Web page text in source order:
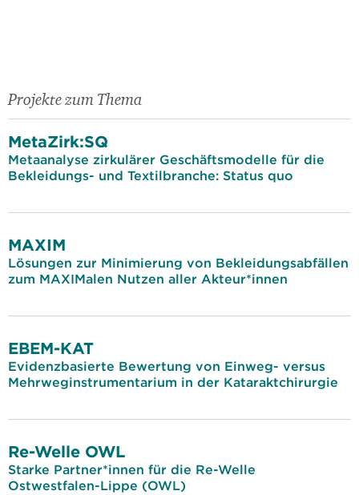
Projekte zum Thema
MetaZirk:SQ
Metaanalyse zirkulärer Geschäftsmodelle für die
Bekleidungs- und Textilbranche: Status quo
MAXIM
Lösungen zur Minimierung von Bekleidungsabfällen
zum MAXIMalen Nutzen aller Akteur*innen
EBEM-KAT
Evidenzbasierte Bewertung von Einweg- versus
Mehrweginstrumentarium in der Kataraktchirurgie
Re-Welle OWL
Starke Partner*innen für die Re-Welle
Ostwestfalen-Lippe (OWL)